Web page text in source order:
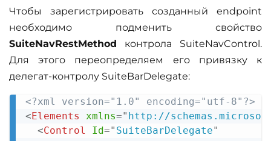
Чтобы зарегистрировать созданный endpoint
необходимо подменить свойство
SuiteNavRestMethod контрола SuiteNavControl.
Для этого переопределяем его привязку к
делегат-контролу SuiteBarDelegate:
<?xml version="1.0" encoding="utf-8"?>
<Elements xmlns=" http://
<Control Id=" SuiteBarDelegate"
Copy